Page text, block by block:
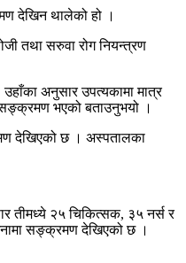
देखिन थालेको हो ।
तथा सरुवा रोग नियन्त्रण
अनुसार उपत्यकामा मात्र
सङ्क्रमण भएको बताउनुभयो ।
देखिएको छ । अस्पतालका
तीमध्ये २५ चिकित्सक, ३५ नर्स र
सङ्क्रमण देखिएको छ ।